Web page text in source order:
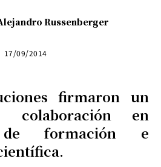
Russenberger
17/09/2014
firmaron un
colaboración en
de formación e